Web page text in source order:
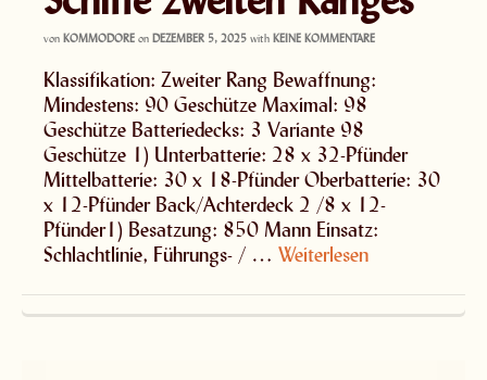
von KOMMODORE on DEZEMBER 5, 2025 with KEINE KOMMENTARE
Klassifikation: Zweiter Rang Bewaffnung:
Mindestens: 90 Geschütze Maximal: 98
Geschütze Batteriedecks: 3 Variante 98
Geschütze 1) Unterbatterie: 28 x 32-Pfünder
Mittelbatterie: 30 x 18-Pfünder Oberbatterie: 30
x 12-Pfünder Back/Achterdeck 2 /8 x 12-
Pfünder1) Besatzung: 850 Mann Einsatz:
Schlachtlinie, Führungs- / … Weiterlesen